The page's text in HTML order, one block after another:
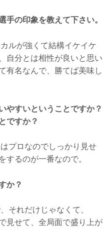
手の印象を教えて下さい。
ルが強くて結構イケイケ
自分とは相性が良いと思い
有名なんで、勝てば美味し
やすいということですか？
ですか？
プロなのでしっかり見せ
するのが一番なので。
か？
それだけじゃなくて、
見せて、全局面で盛り上が